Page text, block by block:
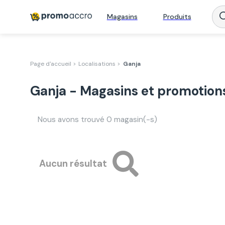
Magasins Produits
Page d'accueil > Localisations > Ganja
Ganja - Magasins et
Nous avons trouvé 0 magasin(-s)
Aucun résultat